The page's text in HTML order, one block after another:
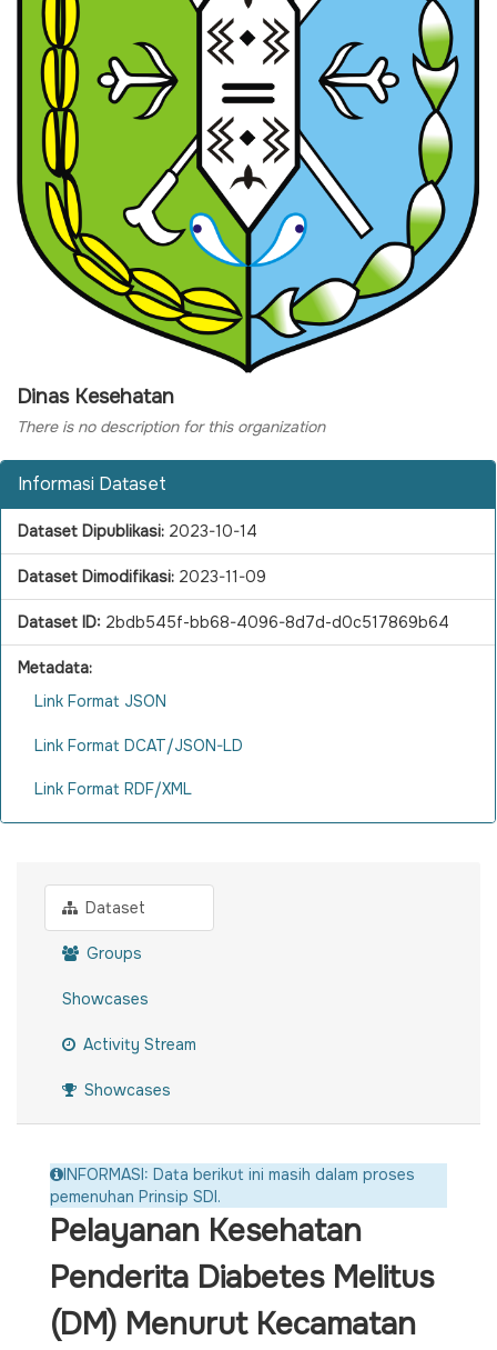
Dinas Kesehatan
There is no description for this organization
Informasi Dataset
Dataset Dipublikasi: 2023-10-14
Dataset Dimodifikasi: 2023-11-09
Dataset ID: 2bdb545f-bb68-4096-8d7d-d0c517869b64
Metadata:
Link Format JSON
Link Format DCAT/JSON-LD
Link Format RDF/XML
Dataset
Groups
Showcases
Activity Stream
Showcases
INFORMASI: Data berikut ini masih dalam proses
pemenuhan Prinsip SDI.
Pelayanan Kesehatan
Penderita Diabetes Melitus
(DM) Menurut Kecamatan